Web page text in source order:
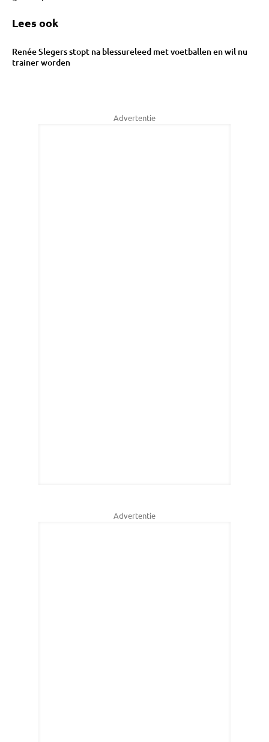
Lees ook
Renée Slegers stopt na blessureleed met voetballen en wil nu
trainer worden
Advertentie
Advertentie